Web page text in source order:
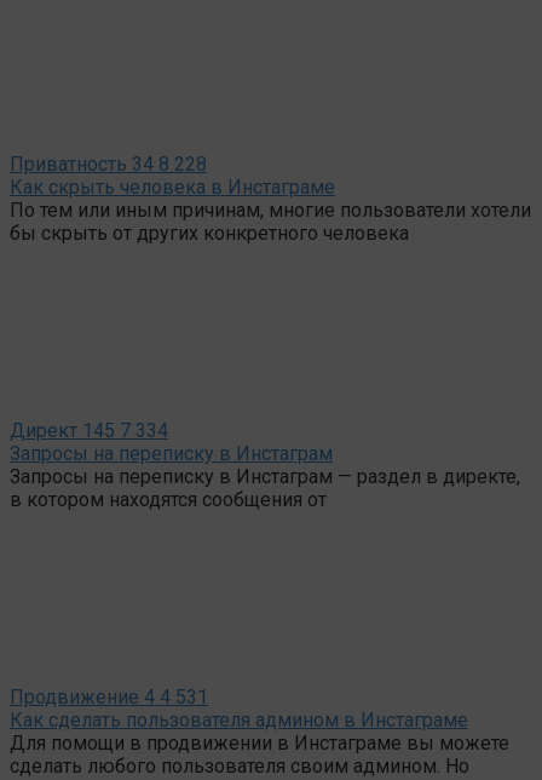
Приватность 34 8 228
Как скрыть человека в Инстаграме
По тем или иным причинам, многие пользователи хотели
бы скрыть от других конкретного человека
Директ 145 7 334
Запросы на переписку в Инстаграм
Запросы на переписку в Инстаграм — раздел в директе,
в котором находятся сообщения от
Продвижение 4 4 531
Как сделать пользователя админом в Инстаграме
Для помощи в продвижении в Инстаграме вы можете
сделать любого пользователя своим админом. Но